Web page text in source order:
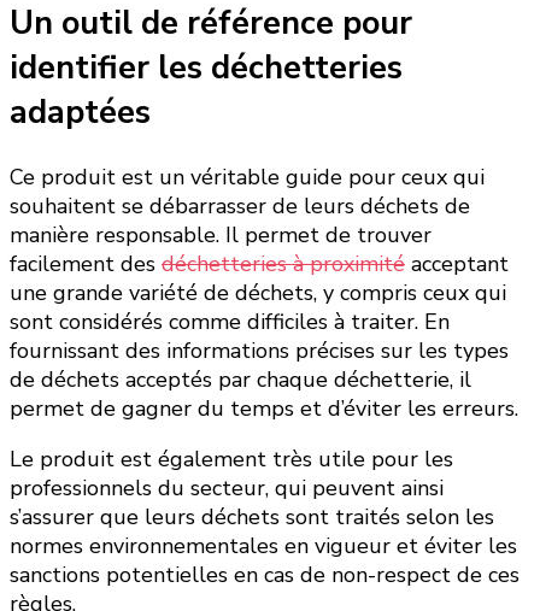
Un outil de référence pour
identifier les déchetteries
adaptées
Ce produit est un véritable guide pour ceux qui
souhaitent se débarrasser de leurs déchets de
manière responsable. Il permet de trouver
facilement des déchetteries à proximité acceptant
une grande variété de déchets, y compris ceux qui
sont considérés comme difficiles à traiter. En
fournissant des informations précises sur les types
de déchets acceptés par chaque déchetterie, il
permet de gagner du temps et d’éviter les erreurs.
Le produit est également très utile pour les
professionnels du secteur, qui peuvent ainsi
s’assurer que leurs déchets sont traités selon les
normes environnementales en vigueur et éviter les
sanctions potentielles en cas de non-respect de ces
règles.